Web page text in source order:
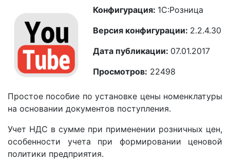
Конфигурация: 1С:Розница
Версия конфигурации: 2.2.4.30
Дата публикации: 07.01.2017
Просмотров: 22498
Простое пособие по установке цены номенклатуры
на основании документов поступления.
Учет НДС в сумме при применении розничных цен,
особенности учета при формировании ценовой
политики предприятия.